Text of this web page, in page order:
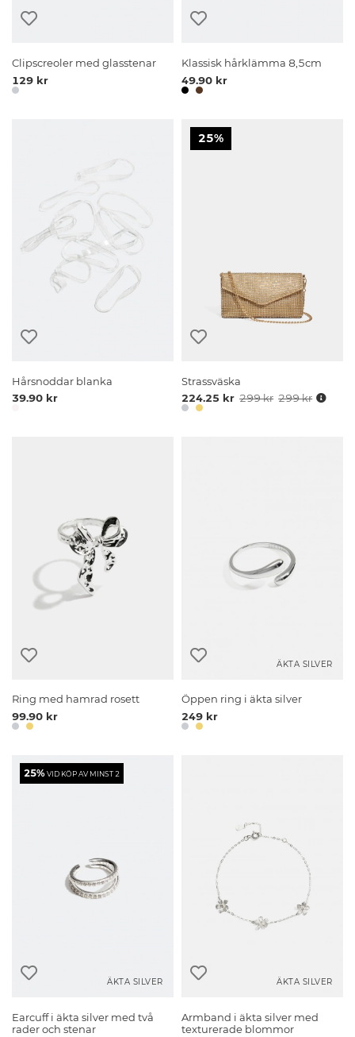
Clipscreoler med glasstenar
129 kr
Klassisk hårklämma 8,5cm
49.90 kr
Hårsnoddar blanka
39.90 kr
25%
Strassväska
224.25 kr 299 kr 299 kr
Ring med hamrad rosett
99.90 kr
ÄKTA SILVER
Öppen ring i äkta silver
249 kr
25%VID KÖP AV MINST 2
ÄKTA SILVER
Earcuff i äkta silver med två
rader och stenar
ÄKTA SILVER
Armband i äkta silver med
texturerade blommor